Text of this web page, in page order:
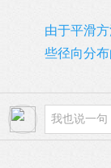
由于平滑
些径向分